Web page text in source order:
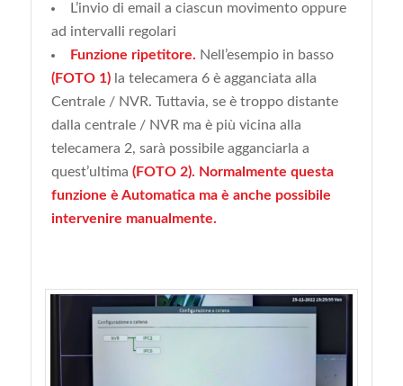
L’invio di email a ciascun movimento oppure
ad intervalli regolari
Funzione ripetitore. Nell’esempio in basso
(FOTO 1)la telecamera 6 è agganciata alla
Centrale / NVR. Tuttavia, se è troppo distante
dalla centrale / NVR ma è più vicina alla
telecamera 2, sarà possibile agganciarla a
quest’ultima (FOTO 2). Normalmente questa
funzione è Automatica ma è anche possibile
intervenire manualmente.